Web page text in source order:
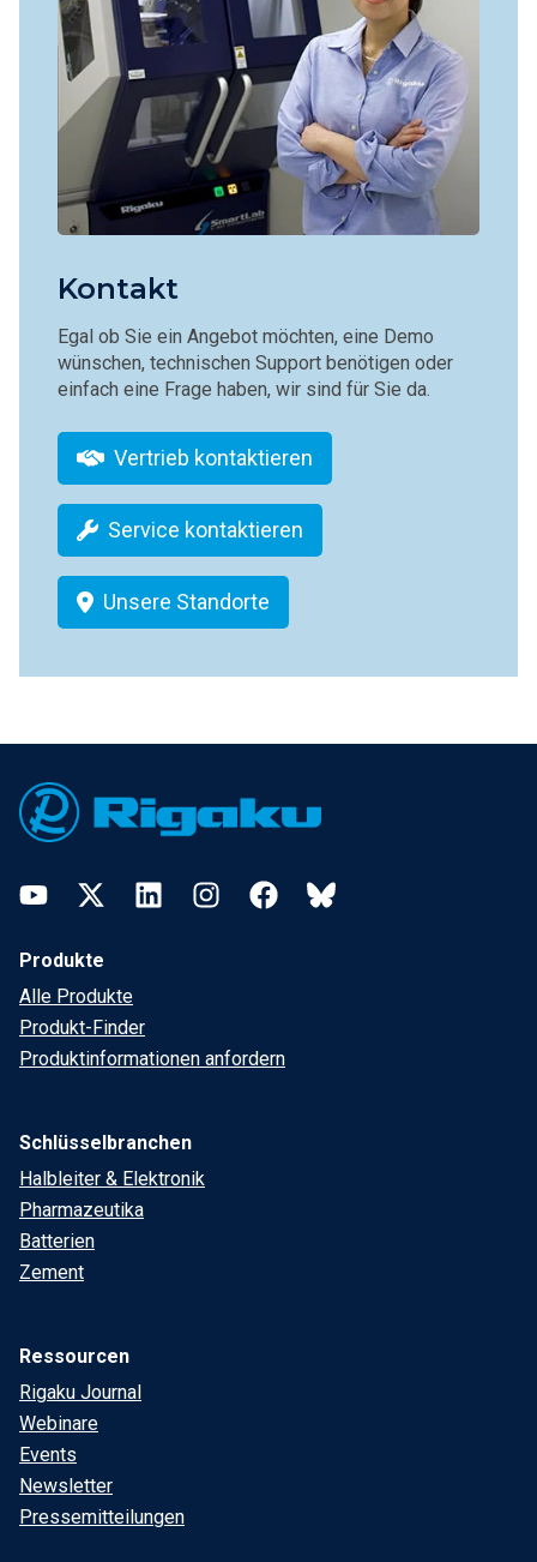
Kontakt
Egal ob Sie ein Angebot möchten, eine Demo
wünschen, technischen Support benötigen oder
einfach eine Frage haben, wir sind für Sie da.
Vertrieb kontaktieren
Service kontaktieren
Unsere Standorte
YouTubeTwitter LinkedInInstagramFacebookBluesky
Produkte
Alle Produkte
Produkt-Finder
Produktinformationen anfordern
Schlüsselbranchen
Halbleiter & Elektronik
Pharmazeutika
Batterien
Zement
Ressourcen
Rigaku Journal
Webinare
Events
Newsletter
Pressemitteilungen